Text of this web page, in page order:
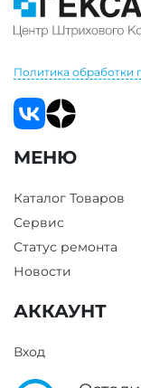
Политика обработки
МЕНЮ
Каталог Товаров
Сервис
Статус ремонта
Новости
АККАУНТ
Вход